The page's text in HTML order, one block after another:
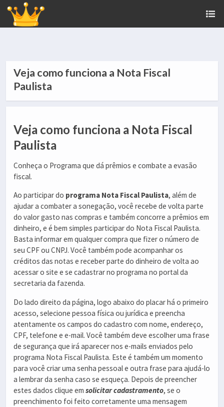
Veja como funciona a Nota Fiscal
Paulista
Veja como funciona a Nota Fiscal
Paulista
Conheça o Programa que dá prêmios e combate a evasão
fiscal.
Ao participar do programa Nota Fiscal Paulista, além de
ajudar a combater a sonegação, você recebe de volta parte
do valor gasto nas compras e também concorre a prêmios em
dinheiro, e é bem simples participar do Nota Fiscal Paulista.
Basta informar em qualquer compra que fizer o número de
seu CPF ou CNPJ. Você também pode acompanhar os
créditos das notas e receber parte do dinheiro de volta ao
acessar o site e se cadastrar no programa no portal da
secretaria da fazenda.
Do lado direito da página, logo abaixo do placar há o primeiro
acesso, selecione pessoa física ou jurídica e preencha
atentamente os campos do cadastro com nome, endereço,
CPF, telefone e e-mail. Você também deve escolher uma frase
de segurança que irá aparecer nos e-mails enviados pelo
programa Nota Fiscal Paulista. Este é também um momento
para você criar uma senha pessoal e outra frase para ajudá-lo
a lembrar da senha caso se esqueça. Depois de preencher
estes dados clique em solicitar cadastramento, se o
preenchimento foi feito corretamente uma mensagem